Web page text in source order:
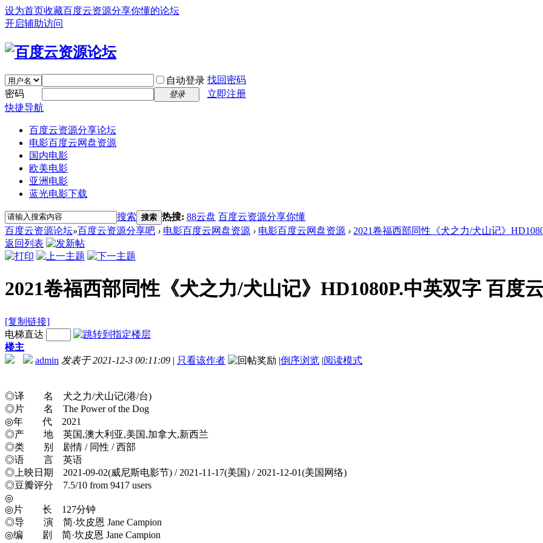
设为首页收藏百度云资源分享你懂的论坛
开启辅助访问
自动登录 找回密码
密码
登录
立即注册
快捷导航
百度云资源分享论坛
电影百度云网盘资源
国内电影
欧美电影
亚洲电影
蓝光电影下载
搜索 搜索 热搜: 88云盘 百度云资源分享你懂
百度云资源论坛»百度云资源分享吧 › 电影百度云网盘资源 › 电影百度云网盘资源 › 2021卷福西部同性《犬之力/犬山记》
返回列表
2021卷福西部同性《犬之力/犬山记》HD1080P.中英双字 百度
[复制链接]
电梯直达
楼主
admin 发表于 2021-12-3 00:11:09 | 只看该作者 |倒序浏览 |阅读模式
◎译 名 犬之力/犬山记(港/台)
◎片 名 The Power of the Dog
◎年 代 2021
◎产 地 英国,澳大利亚,美国,加拿大,新西兰
◎类 别 剧情 / 同性 / 西部
◎语 言 英语
◎上映日期 2021-09-02(威尼斯电影节) / 2021-11-17(美国) / 2021-12-01(美国网络)
◎豆瓣评分 7.5/10 from 9417 users
◎
◎片 长 127分钟
◎导 演 简·坎皮恩 Jane Campion
◎编 剧 简·坎皮恩 Jane Campion